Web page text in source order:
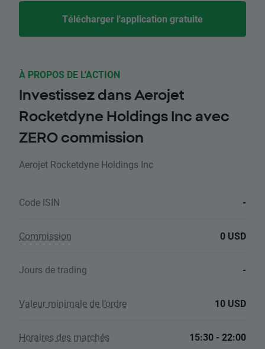
Télécharger l'application gratuite
À PROPOS DE L'ACTION
Investissez dans Aerojet
Rocketdyne Holdings Inc avec
ZERO commission
Aerojet Rocketdyne Holdings Inc
Code ISIN -
Commission 0 USD
Jours de trading -
Valeur minimale de l’ordre 10 USD
Horaires des marchés 15:30 - 22:00